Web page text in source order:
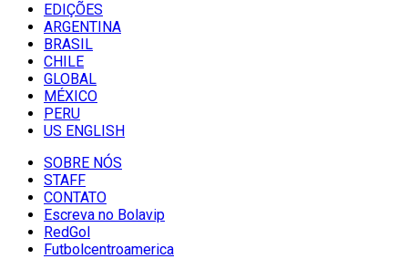
EDIÇÕES
ARGENTINA
BRASIL
CHILE
GLOBAL
MÉXICO
PERU
US ENGLISH
SOBRE NÓS
STAFF
CONTATO
Escreva no Bolavip
RedGol
Futbolcentroamerica